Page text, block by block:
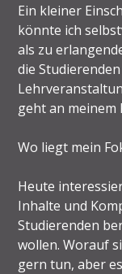
Ein kleiner
könnte ich
als zu
die
geht an meinem
Wo liegt mein
Heute
Inhalte und
Studierenden
wollen. Worauf
gern tun, aber